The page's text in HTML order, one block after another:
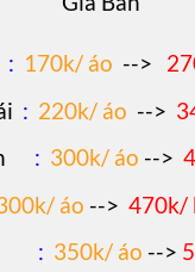
: 170k/ áo -->
: 220k/ áo -->
: 300k/ áo -->
áo --> 470k/
: 350k/ áo -->